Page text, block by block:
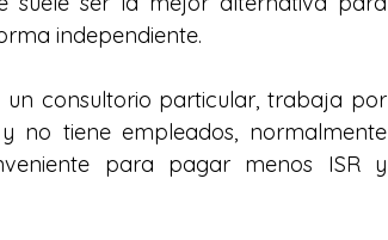
independiente.
consultorio particular, trabaja por
y no tiene empleados, normalmente
para pagar menos ISR y